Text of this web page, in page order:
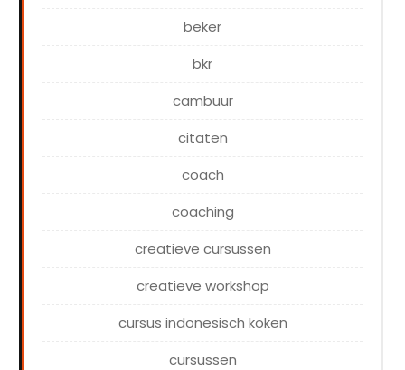
beker
bkr
cambuur
citaten
coach
coaching
creatieve cursussen
creatieve workshop
cursus indonesisch koken
cursussen